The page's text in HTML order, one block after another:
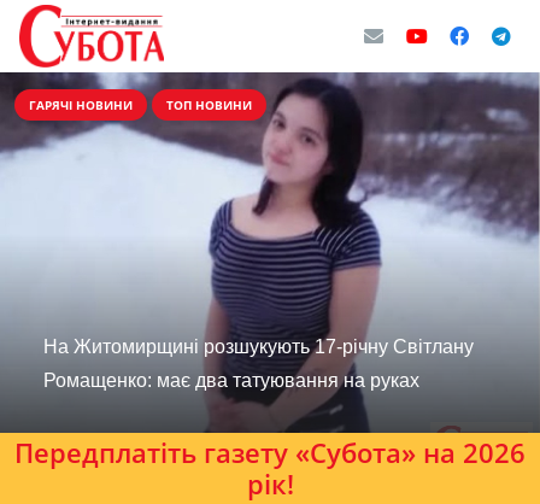
ГАРЯЧІ НОВИНИ ТОП НОВИНИ
На Житомирщині розшукують 17-річну Світлану
Ромащенко: має два татуювання на руках
Передплатіть газету «Субота» на 2026
рік!